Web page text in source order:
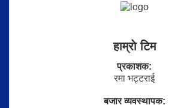
हाम्राे टिम
प्रकाशक:
रमा भट्टराई
बजार व्यवस्थापक: